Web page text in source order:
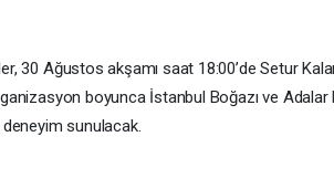
30 Ağustos akşamı saat 18:00’de Setur
boyunca İstanbul Boğazı ve Adalar
sunulacak.